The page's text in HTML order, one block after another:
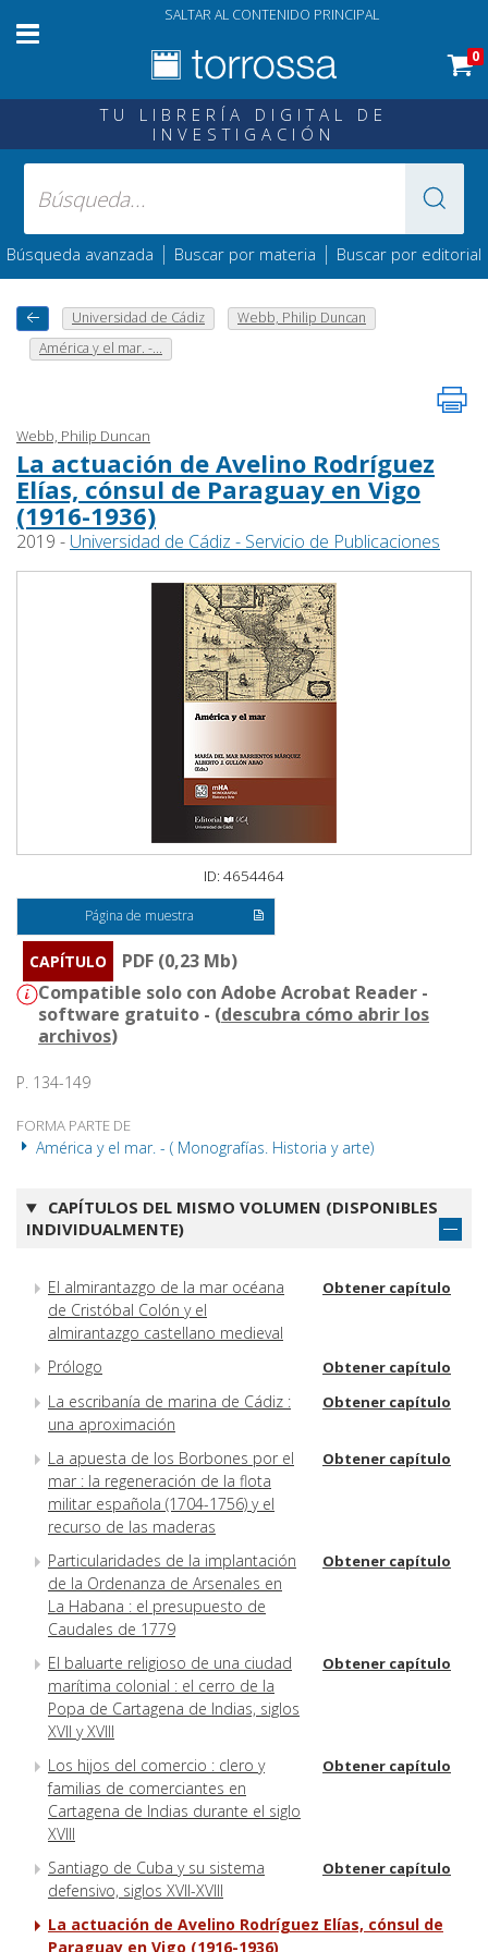
SALTAR AL CONTENIDO PRINCIPAL
0
TU LIBRERÍA DIGITAL DE
INVESTIGACIÓN
Búsqueda avanzada | Buscar por materia | Buscar por editorial
Universidad de Cádiz
Webb, Philip Duncan
América y el mar. -...
Webb, Philip Duncan
La actuación de Avelino Rodríguez
Elías, cónsul de Paraguay en Vigo
(1916-1936)
2019 - Universidad de Cádiz - Servicio de Publicaciones
ID: 4654464
Página de muestra
CAPÍTULO
PDF (0,23 Mb)
Compatible solo con Adobe Acrobat Reader -
software gratuito - (descubra cómo abrir los
archivos)
P. 134-149
FORMA PARTE DE
América y el mar. - ( Monografías. Historia y arte)
CAPÍTULOS DEL MISMO VOLUMEN (DISPONIBLES
INDIVIDUALMENTE)
El almirantazgo de la mar océana
de Cristóbal Colón y el
almirantazgo castellano medieval
Obtener capítulo
Prólogo Obtener capítulo
La escribanía de marina de Cádiz :
una aproximación
Obtener capítulo
La apuesta de los Borbones por el
mar : la regeneración de la flota
militar española (1704-1756) y el
recurso de las maderas
Obtener capítulo
Particularidades de la implantación
de la Ordenanza de Arsenales en
La Habana : el presupuesto de
Caudales de 1779
Obtener capítulo
El baluarte religioso de una ciudad
marítima colonial : el cerro de la
Popa de Cartagena de Indias, siglos
XVII y XVIII
Obtener capítulo
Los hijos del comercio : clero y
familias de comerciantes en
Cartagena de Indias durante el siglo
XVIII
Obtener capítulo
Santiago de Cuba y su sistema
defensivo, siglos XVII-XVIII
Obtener capítulo
La actuación de Avelino Rodríguez Elías, cónsul de
Paraguay en Vigo (1916-1936)